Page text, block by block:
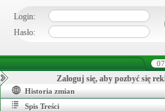
Login:
Hasło:
Zaloguj się, aby pozbyć się
Historia zmian
Spis Treści